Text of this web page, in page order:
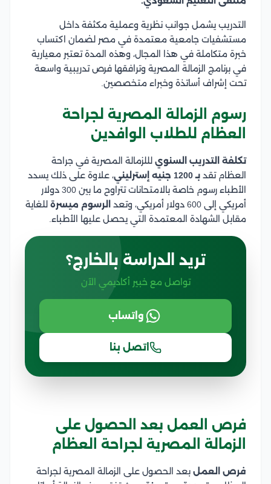
التدريب يشمل جوانب نظرية وعملية مكثفة داخل
مستشفيات جامعية معتمدة في مصر لضمان اكتساب
خبرة متكاملة في هذا المجال، وهذه المدة تعتبر معيارية
في برنامج الزمالة المصرية وترافقها فرص تدريبية واسعة
تحت إشراف أساتذة وخبراء متخصصين.
رسوم الزمالة المصرية لجراحة
العظام للطلاب الوافدين
تكلفة التدريب السنوي لللزمالة المصرية في جراحة
العظام تقد بـ 1200 جنيه إسترليني
، علاوة على ذلك يسدد
الأطباء رسوم خاصة بالامتحانات تتراوح ما بين 300 دولار
أمريكي إلى 600 دولار أمريكي، وتعد
الرسوم ميسرة للغاية
مقابل الشهادة المعتمدة التي يحصل عليها الأطباء.
تريد الدراسة بالخارج؟
تواصل مع خبير أكاديمي الآن
واتساب
اتصل بنا
فرص العمل بعد الحصول على
الزمالة المصرية لجراحة العظام
فرص العمل بعد الحصول على الزمالة المصرية لجراحة